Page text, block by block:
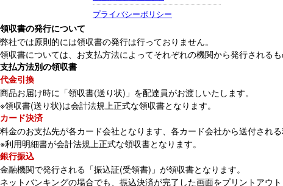
プライバシーポリシー
領収書の発行について
弊社では原則的には領収書の発行は行っておりません。
領収書については、お支払方法によってそれぞれの機関から発行される
支払方法別の領収書
代金引換
商品お届け時に「領収書(送り状)」を配達員がお渡しいたします。
※領収書(送り状)は会計法規上正式な領収書となります。
カード決済
料金のお支払先が各カード会社となります、各カード会社から送付される
※利用明細書が会計法規上正式な領収書となります。
銀行振込
金融機関で発行される「振込証(受領書)」が領収書となります。
ネットバンキングの場合でも、振込決済が完了した画面をプリントアウト